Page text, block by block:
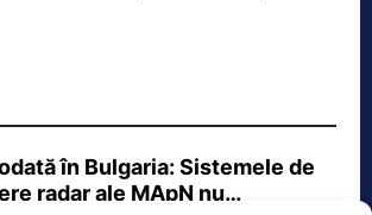
în Bulgaria: Sistemele de
radar ale MApN nu…